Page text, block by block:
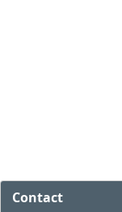
Contact